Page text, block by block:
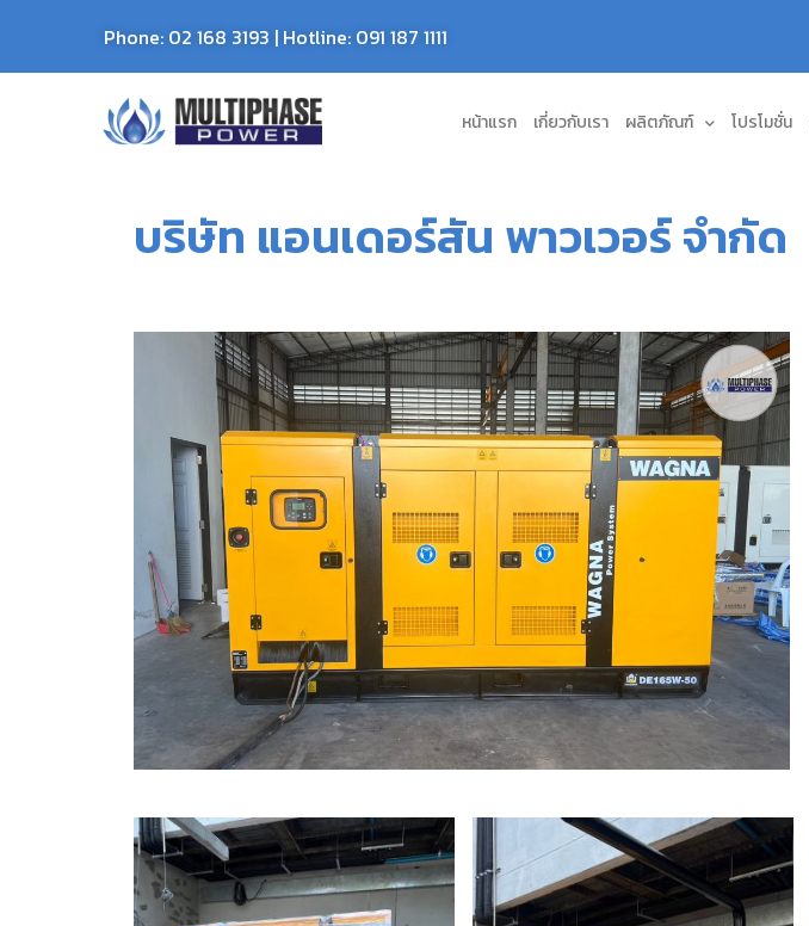
Phone: 02 168 3193 | Hotline: 091 187 1111
หน้าแรก เกี่ยวกับเรา ผลิตภัณฑ์ โปรโมชั่น
บริษัท แอนเดอร์สัน พาวเวอร์ จำกัด